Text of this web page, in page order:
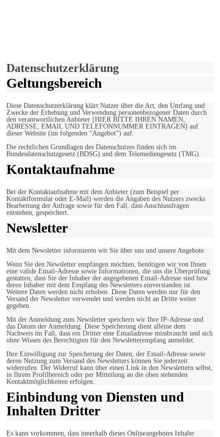
Datenschutzerklärung
Geltungsbereich
Diese Datenschutzerklärung klärt Nutzer über die Art, den Umfang und
Zwecke der Erhebung und Verwendung personenbezogener Daten durch
den verantwortlichen Anbieter [HIER BITTE IHREN NAMEN,
ADRESSE, EMAIL UND TELEFONNUMMER EINTRAGEN] auf
dieser Website (im folgenden “Angebot”) auf.
Die rechtlichen Grundlagen des Datenschutzes finden sich im
Bundesdatenschutzgesetz (BDSG) und dem Telemediengesetz (TMG).
Kontaktaufnahme
Bei der Kontaktaufnahme mit dem Anbieter (zum Beispiel per
Kontaktformular oder E-Mail) werden die Angaben des Nutzers zwecks
Bearbeitung der Anfrage sowie für den Fall, dass Anschlussfragen
entstehen, gespeichert.
Newsletter
Mit dem Newsletter informieren wir Sie über uns und unsere Angebote.
Wenn Sie den Newsletter empfangen möchten, benötigen wir von Ihnen
eine valide Email-Adresse sowie Informationen, die uns die Überprüfung
gestatten, dass Sie der Inhaber der angegebenen Email-Adresse sind bzw.
deren Inhaber mit dem Empfang des Newsletters einverstanden ist.
Weitere Daten werden nicht erhoben. Diese Daten werden nur für den
Versand der Newsletter verwendet und werden nicht an Dritte weiter
gegeben.
Mit der Anmeldung zum Newsletter speichern wir Ihre IP-Adresse und
das Datum der Anmeldung. Diese Speicherung dient alleine dem
Nachweis im Fall, dass ein Dritter eine Emailadresse missbraucht und sich
ohne Wissen des Berechtigten für den Newsletterempfang anmeldet.
Ihre Einwilligung zur Speicherung der Daten, der Email-Adresse sowie
deren Nutzung zum Versand des Newsletters können Sie jederzeit
widerrufen. Der Widerruf kann über einen Link in den Newslettern selbst,
in Ihrem Profilbereich oder per Mitteilung an die oben stehenden
Kontaktmöglichkeiten erfolgen.
Einbindung von Diensten und
Inhalten Dritter
Es kann vorkommen, dass innerhalb dieses Onlineangebotes Inhalte